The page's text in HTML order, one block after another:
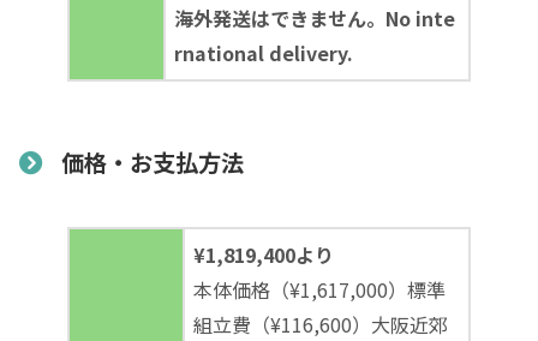
海外発送はできません。No inte
rnational delivery.
価格・お支払方法
¥1,819,400より
本体価格（¥1,617,000）標準
組立費（¥116,600）大阪近郊